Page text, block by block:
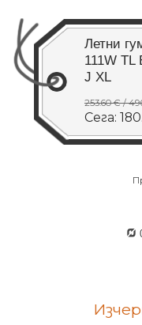
Летни
111W TL
J XL
253.60 € /
Сега: